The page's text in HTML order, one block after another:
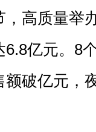
，高质量举
亿元。8
破亿元，